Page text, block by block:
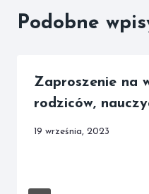
Podobne
Zaproszenie na
rodziców,
19 września, 2023